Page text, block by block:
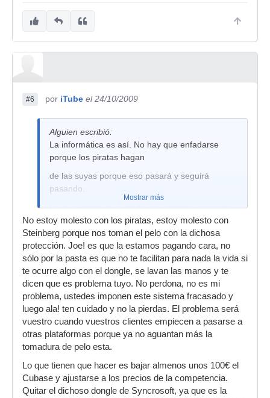
#6 por iTube el 24/10/2009
Alguien escribió:
La informática es así. No hay que enfadarse
porque los piratas hagan
de las suyas porque eso pasará y seguirá
pasando.
Lo que tenían que vender es software a precios
razonables.
Mostrar más
No estoy molesto con los piratas, estoy molesto con
Steinberg porque nos toman el pelo con la dichosa
protección. Joe! es que la estamos pagando cara, no
sólo por la pasta es que no te facilitan para nada la vida si
te ocurre algo con el dongle, se lavan las manos y te
dicen que es problema tuyo. No perdona, no es mi
problema, ustedes imponen este sistema fracasado y
luego ala! ten cuidado y no la pierdas. El problema será
vuestro cuando vuestros clientes empiecen a pasarse a
otras plataformas porque ya no aguantan más la
tomadura de pelo esta.
Lo que tienen que hacer es bajar almenos unos 100€ el
Cubase y ajustarse a los precios de la competencia.
Quitar el dichoso dongle de Syncrosoft, ya que es la